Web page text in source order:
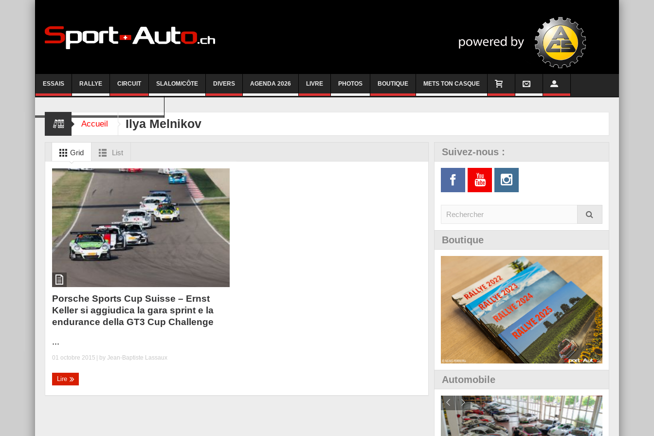
ESSAIS RALLYE CIRCUIT SLALOM/CÔTE DIVERS AGENDA 2026 LIVRE PHOTOS BOUTIQUE METS TON CASQUE
Accueil Ilya Melnikov
Grid List
Porsche Sports Cup Suisse – Ernst
Keller si aggiudica la gara sprint e la
endurance della GT3 Cup Challenge
...
01 octobre 2015 | by Jean-Baptiste Lassaux
Lire
Suivez-nous :
Boutique
Automobile